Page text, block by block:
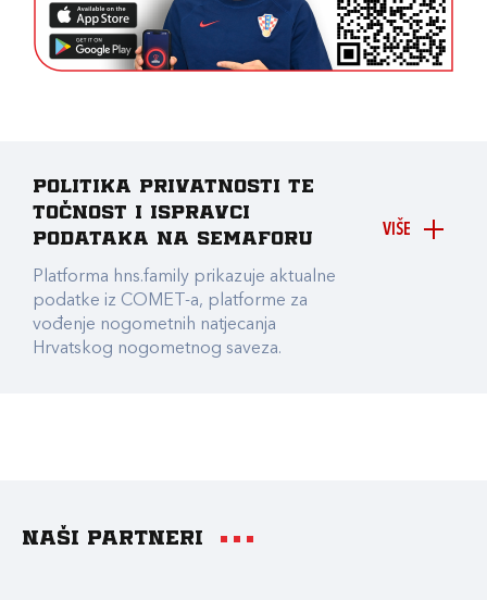
VIŠE
Politika privatnosti te
točnost i ispravci
podataka na Semaforu
Platforma hns.family prikazuje aktualne
podatke iz COMET-a, platforme za
vođenje nogometnih natjecanja
Hrvatskog nogometnog saveza.
Naši partneri